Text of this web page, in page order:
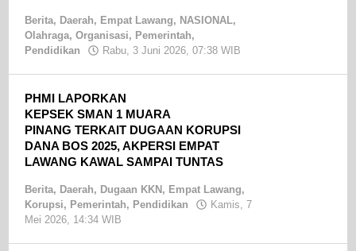
Berita, Daerah, Empat Lawang, NASIONAL,
Olahraga, Organisasi, Pemerintah,
Pendidikan
Rabu, 3 Juni 2026, 07:38 WIB
PHMI LAPORKAN
KEPSEK SMAN 1 MUARA
PINANG TERKAIT DUGAAN KORUPSI
DANA BOS 2025, AKPERSI EMPAT
LAWANG KAWAL SAMPAI TUNTAS
Berita, Daerah, Dugaan KKN , Empat Lawang,
Korupsi, Pemerintah, Pendidikan
Kamis, 7
Mei 2026, 14:34 WIB